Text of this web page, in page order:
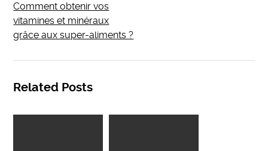
Comment obtenir vos
vitamines et minéraux
grâce aux super-aliments ?
Related Posts